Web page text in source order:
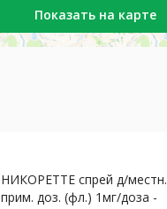
Показать на карте
НИКОРЕТТЕ спрей д/местн.
прим. доз. (фл.) 1мг/доза -